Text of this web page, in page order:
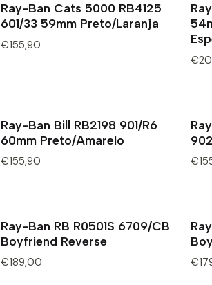
Ray-Ban Cats 5000 RB4125
601/33 59mm Preto/Laranja
€155,90
Ray-Ban Bill RB2198 901/R6
60mm Preto/Amarelo
€155,90
Ray-Ban RB R0501S 6709/CB
Boyfriend Reverse
€189,00